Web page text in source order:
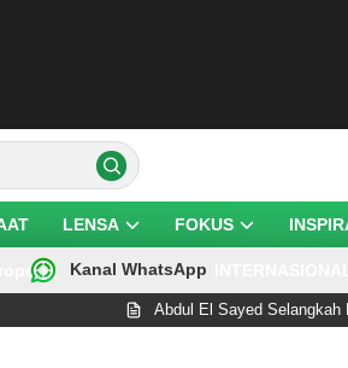
LENSA FOKUS
Kanal WhatsApp
Abdul El Sayed Selangkah Lagi Cetak